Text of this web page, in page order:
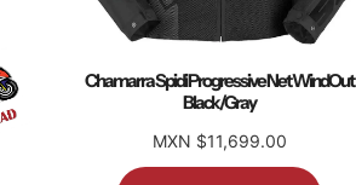
Chamarra Spidi Progressive Net WindOut
Black/Gray
MXN $11,699.00